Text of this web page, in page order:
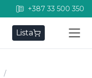
+387 33 500 350
Lista
/